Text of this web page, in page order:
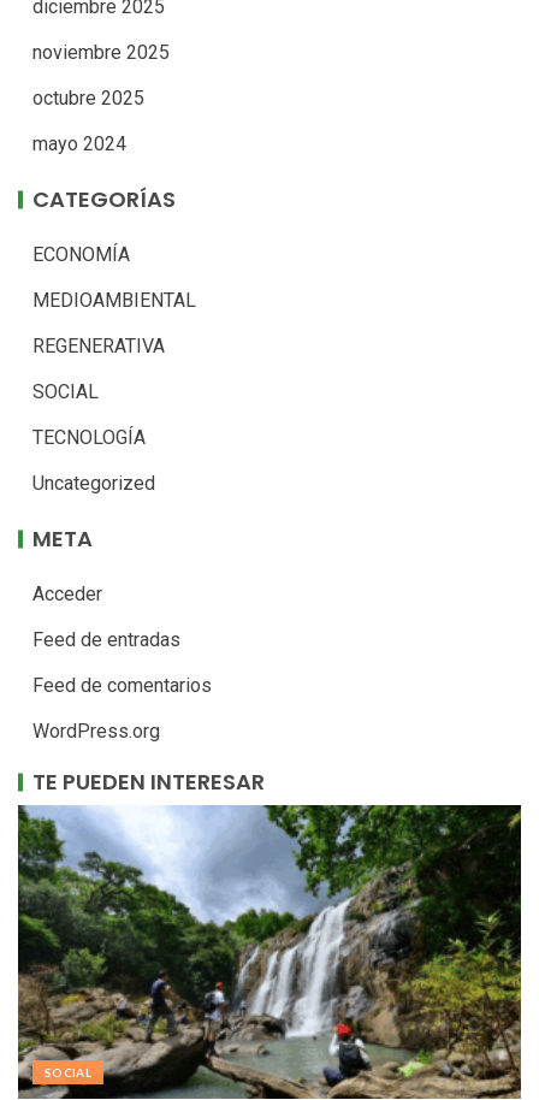
diciembre 2025
noviembre 2025
octubre 2025
mayo 2024
CATEGORÍAS
ECONOMÍA
MEDIOAMBIENTAL
REGENERATIVA
SOCIAL
TECNOLOGÍA
Uncategorized
META
Acceder
Feed de entradas
Feed de comentarios
WordPress.org
TE PUEDEN INTERESAR
SOCIAL